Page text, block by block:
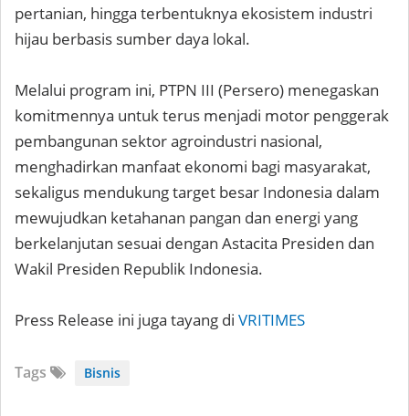
pertanian, hingga terbentuknya ekosistem industri
hijau berbasis sumber daya lokal.
Melalui program ini, PTPN III (Persero) menegaskan
komitmennya untuk terus menjadi motor penggerak
pembangunan sektor agroindustri nasional,
menghadirkan manfaat ekonomi bagi masyarakat,
sekaligus mendukung target besar Indonesia dalam
mewujudkan ketahanan pangan dan energi yang
berkelanjutan sesuai dengan Astacita Presiden dan
Wakil Presiden Republik Indonesia.
Press Release ini juga tayang di VRITIMES
Tags Bisnis